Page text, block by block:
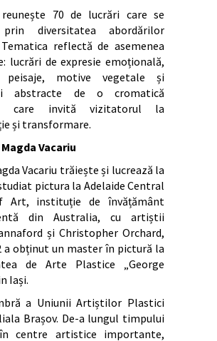
reunește 70 de lucrări care se
prin diversitatea abordărilor
reflectă de asemenea
lucrări de expresie emoțională,
peisaje, motive vegetale și
abstracte de o cromatică
care invită vizitatorul la
și transformare.
Vacariu
Vacariu trăiește și lucrează la
pictura la Adelaide Central
Art, instituție de învățământ
din Australia, cu artiștii
și Christopher Orchard,
a obținut un master în pictură la
de Arte Plastice „George
Iași.
a Uniunii Artiștilor Plastici
Brașov. De-a lungul timpului
centre artistice importante,